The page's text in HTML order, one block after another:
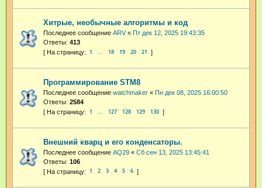
Хитрые, необычные алгоритмы и код
Последнее сообщение ARV« Пт дек 12, 2025 19:43:35
Ответы: 413
1 … 18 19 20 21
Программирование STM8
Последнее сообщение watchmaker « Пн дек 08, 2025 16:00:50
Ответы: 2584
1 … 127 128 129 130
Внешний кварц и его конденсаторы.
Последнее сообщение AQ29 « Сб сен 13, 2025 13:45:41
Ответы: 106
1 2 3 4 5 6